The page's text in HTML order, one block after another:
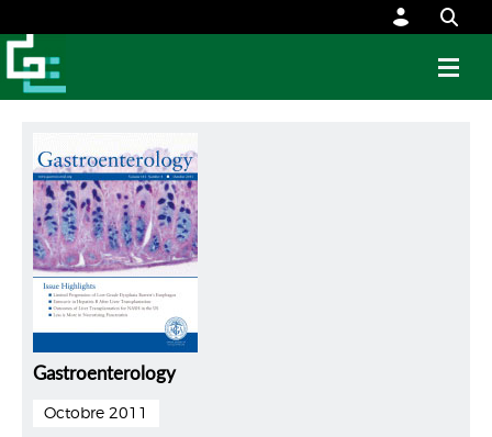
Gastroenterology
Octobre 2011